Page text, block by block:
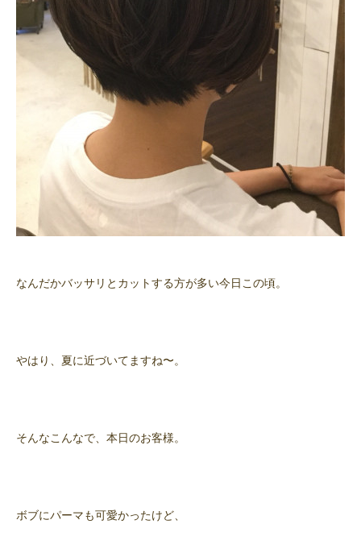
なんだかバッサリとカットする方が多い今日この頃。
やはり、夏に近づいてますね〜。
そんなこんなで、本日のお客様。
ボブにパーマも可愛かったけど、